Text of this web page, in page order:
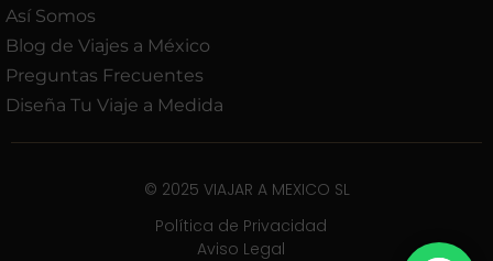
Así Somos
Blog de Viajes a México
Preguntas Frecuentes
Diseña Tu Viaje a Medida
© 2025 VIAJAR A MEXICO SL
Política de Privacidad
Aviso Legal